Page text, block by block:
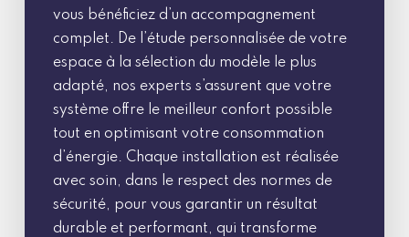
vous bénéficiez d’un accompagnement
complet. De l’étude personnalisée de votre
espace à la sélection du modèle le plus
adapté, nos experts s’assurent que votre
système offre le meilleur confort possible
tout en optimisant votre consommation
d’énergie. Chaque installation est réalisée
avec soin, dans le respect des normes de
sécurité, pour vous garantir un résultat
durable et performant, qui transforme